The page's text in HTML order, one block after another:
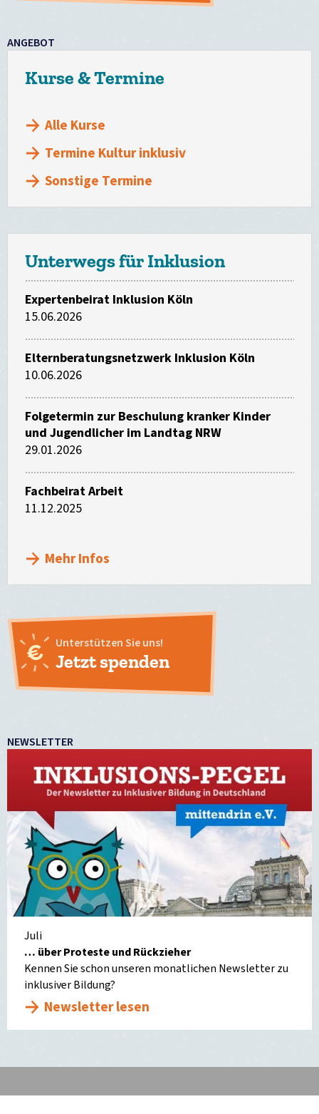
ANGEBOT
Kurse & Termine
Alle Kurse
Termine Kultur inklusiv
Sonstige Termine
Unterwegs für Inklusion
Expertenbeirat Inklusion Köln
15.06.2026
Elternberatungsnetzwerk Inklusion Köln
10.06.2026
Folgetermin zur Beschulung kranker Kinder
und Jugendlicher im Landtag NRW
29.01.2026
Fachbeirat Arbeit
11.12.2025
Mehr Infos
Unterstützen Sie uns!
Jetzt spenden
NEWSLETTER
Juli
… über Proteste und Rückzieher
Kennen Sie schon unseren monatlichen Newsletter zu
inklusiver Bildung?
Newsletter lesen